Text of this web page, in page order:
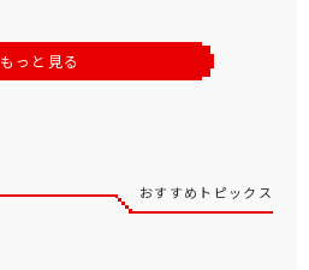
もっと見る
おすすめトピックス